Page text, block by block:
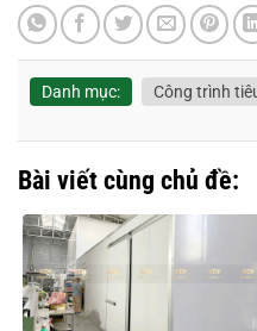
Danh mục: Công trình
Bài viết cùng chủ đề: